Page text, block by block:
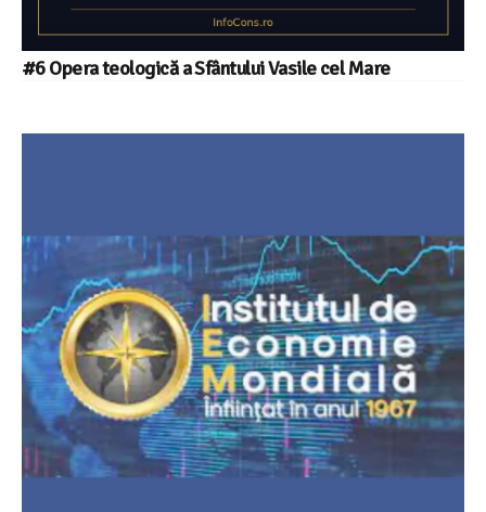
#6 Opera teologică a Sfântului Vasile cel Mare